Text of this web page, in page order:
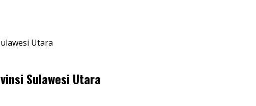
Utara
Sulawesi Utara